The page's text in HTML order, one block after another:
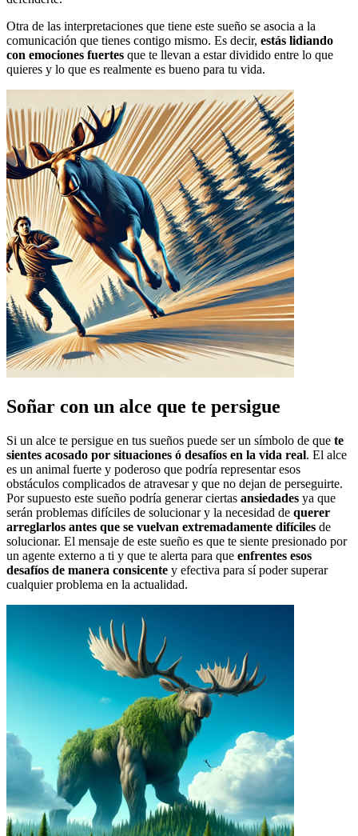
Otra de las interpretaciones que tiene este sueño se asocia a la
comunicación que tienes contigo mismo. Es decir, estás lidiando
con emociones fuertes que te llevan a estar dividido entre lo que
quieres y lo que es realmente es bueno para tu vida.
Soñar con un alce que te persigue
Si un alce te persigue en tus sueños puede ser un símbolo de que te
sientes acosado por situaciones ó desafíos en la vida real. El alce
es un animal fuerte y poderoso que podría representar esos
obstáculos complicados de atravesar y que no dejan de perseguirte.
Por supuesto este sueño podría generar ciertas ansiedades ya que
serán problemas difíciles de solucionar y la necesidad de querer
arreglarlos antes que se vuelvan extremadamente difíciles de
solucionar. El mensaje de este sueño es que te siente presionado por
un agente externo a ti y que te alerta para que enfrentes esos
desafíos de manera consicente y efectiva para sí poder superar
cualquier problema en la actualidad.